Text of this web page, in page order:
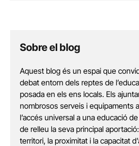
Sobre el blog
Aquest blog és un espai que
debat entorn dels reptes de
posada en els ens locals. Els
nombrosos serveis i equipaments
l’accés universal a una educació
de relleu la seva principal
territori, la proximitat i la capacitat